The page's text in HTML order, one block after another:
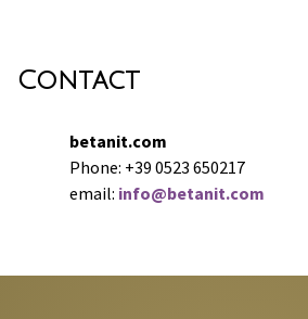
Contact
betanit.com
Phone: +39 0523 650217
email: info@betanit.com